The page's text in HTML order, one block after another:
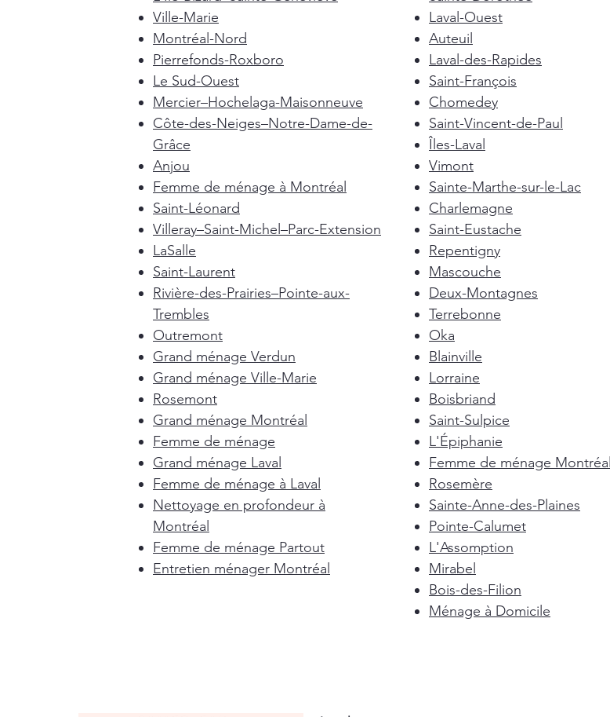
Ville-Marie
Montréal-Nord
Pierrefonds-Roxboro
Le Sud-Ouest
Mercier–Hochelaga-Maisonneuve
Côte-des-Neiges–Notre-Dame-de-
Grâce
Anjou
Femme de ménage à Montréal
Saint-Léonard
Villeray–Saint-Michel–Parc-Extension
LaSalle
Saint-Laurent
Rivière-des-Prairies–Pointe-aux-
Trembles
Outremont
Grand ménage Verdun
Grand ménage Ville-Marie
Rosemont
Grand ménage Montréal
Femme de ménage
Grand ménage Laval
Femme de ménage à Laval
Nettoyage en profondeur à
Montréal
Femme de ménage Partout
Entretien ménager Montréal
Laval-Ouest
Auteuil
Laval-des-Rapides
Saint-François
Chomedey
Saint-Vincent-de-Paul
Îles-Laval
Vimont
Sainte-Marthe-sur-le-Lac
Charlemagne
Saint-Eustache
Repentigny
Mascouche
Deux-Montagnes
Terrebonne
Oka
Blainville
Lorraine
Boisbriand
Saint-Sulpice
L'Épiphanie
Femme de ménage Montréal
Rosemère
Sainte-Anne-des-Plaines
Pointe-Calumet
L'Assomption
Mirabel
Bois-des-Filion
Ménage à Domicile